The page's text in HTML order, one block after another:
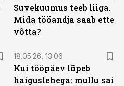
Suvekuumus teeb liiga.
Mida tööandja saab ette
võtta?
18.05.26, 13:06
Kui tööpäev lõpeb
haiguslehega: mullu sai